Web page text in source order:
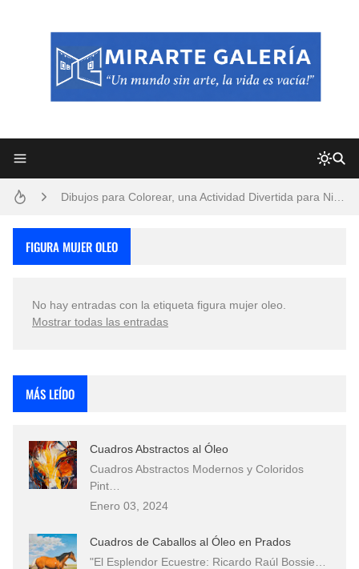
San Valentín Dibujos a Lápiz del 14 de Febrero
El mundo del arte en pintura surrealista
FIGURA MUJER OLEO
No hay entradas con la etiqueta figura mujer oleo
Mostrar todas las entradas
MÁS LEÍDO
Cuadros Abstractos al Óleo
Cuadros Abstractos Modernos y Coloridos
Pint…
Enero 03, 2024
Cuadros de Caballos al Óleo en Prados
"El Esplendor Ecuestre: Ricardo Raúl Bossie…